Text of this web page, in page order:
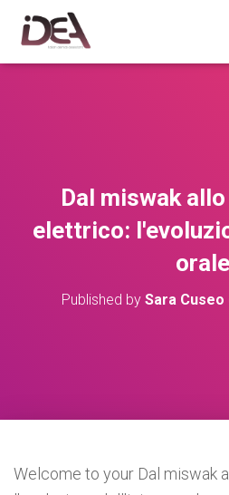
Dal miswak
elettrico:
orale
Published by Sara Cuseo
Welcome to your Dal miswak